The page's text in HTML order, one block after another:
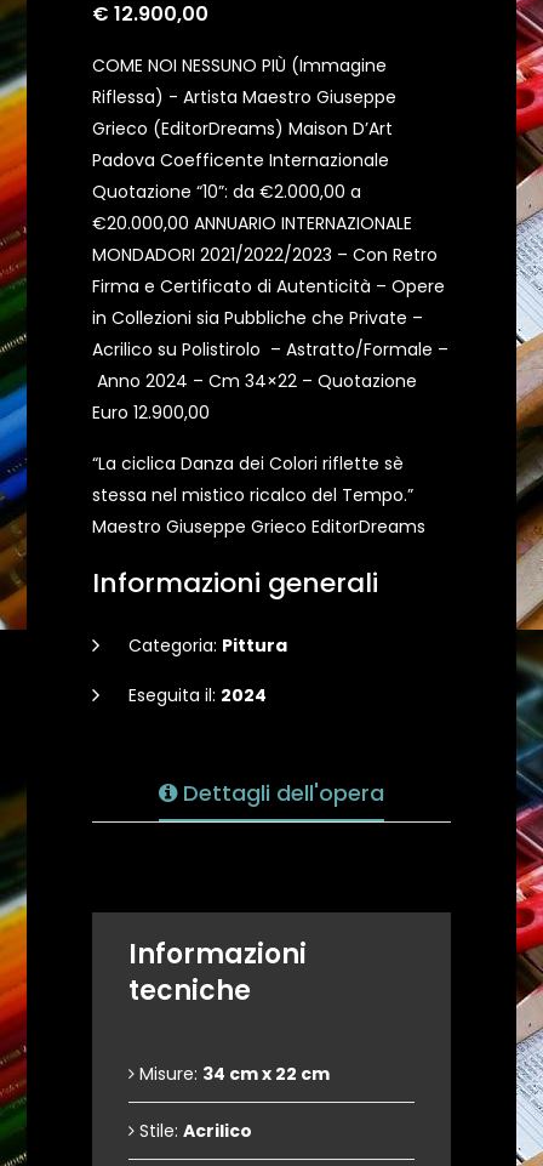
€ 12.900,00
COME NOI NESSUNO PIÙ (Immagine
Riflessa) - Artista Maestro Giuseppe
Grieco (EditorDreams) Maison D’Art
Padova Coefficente Internazionale
Quotazione “10”: da €2.000,00 a
€20.000,00 ANNUARIO INTERNAZIONALE
MONDADORI 2021/2022/2023 – Con Retro
Firma e Certificato di Autenticità – Opere
in Collezioni sia Pubbliche che Private –
Acrilico su Polistirolo – Astratto/Formale –
Anno 2024 – Cm 34×22 – Quotazione
Euro 12.900,00
“La ciclica Danza dei Colori riflette sè
stessa nel mistico ricalco del Tempo.”
Maestro Giuseppe Grieco EditorDreams
Informazioni generali
Categoria: Pittura
Eseguita il: 2024
Dettagli dell'opera
Informazioni
tecniche
Misure: 34 cm x 22 cm
Stile: Acrilico